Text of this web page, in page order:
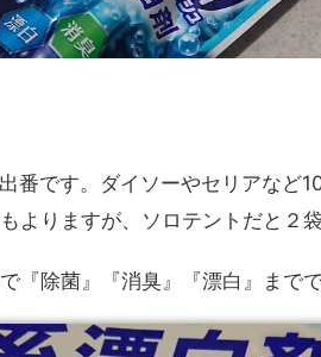
番です。ダイソーやセリアなど
よりますが、ソロテントだと２
『除菌』『消臭』『漂白』まで